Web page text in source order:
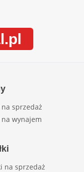
na sprzedaż
na wynajem
na sprzedaż